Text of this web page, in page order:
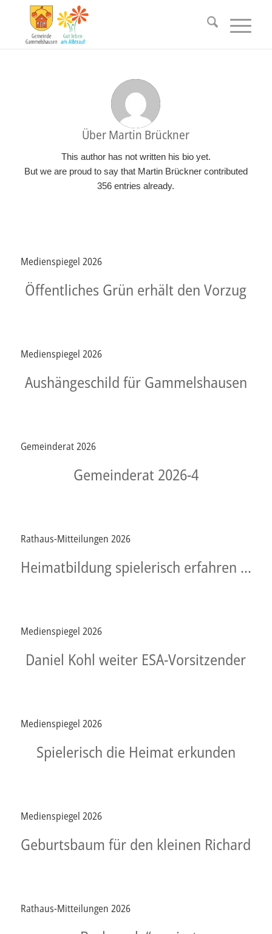
ÜberMartin Brückner
This author has not written his bio yet.
But we are proud to say that Martin Brücknercontributed
356 entries already.
Medienspiegel 2026
Öffentliches Grün erhält den Vorzug
Medienspiegel 2026
Aushängeschild für Gammelshausen
Gemeinderat 2026
Gemeinderat 2026-4
Rathaus-Mitteilungen 2026
Heimatbildung spielerisch erfahren …
Medienspiegel 2026
Daniel Kohl weiter ESA-Vorsitzender
Medienspiegel 2026
Spielerisch die Heimat erkunden
Medienspiegel 2026
Geburtsbaum für den kleinen Richard
Rathaus-Mitteilungen 2026